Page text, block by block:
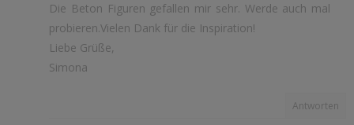
Die Beton Figuren gefallen mir sehr. Werde auch mal
probieren.Vielen Dank für die Inspiration!
Liebe Grüße,
Simona
Antworten